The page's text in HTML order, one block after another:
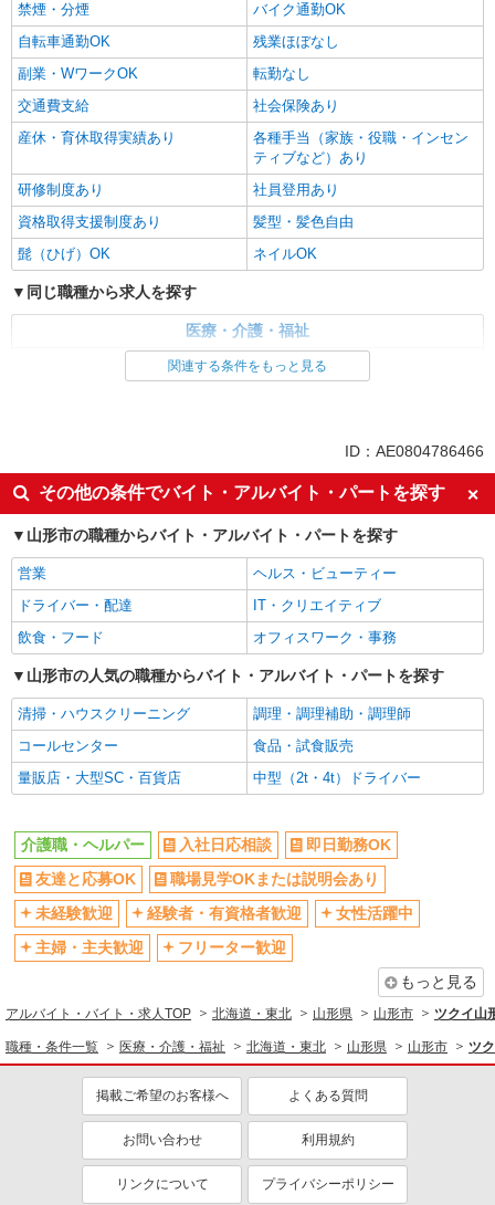
禁煙・分煙
バイク通勤OK
自転車通勤OK
残業ほぼなし
副業・WワークOK
転勤なし
交通費支給
社会保険あり
産休・育休取得実績あり
各種手当（家族・役職・インセン
ティブなど）あり
研修制度あり
社員登用あり
資格取得支援制度あり
髪型・髪色自由
髭（ひげ）OK
ネイルOK
同じ職種から求人を探す
医療・介護・福祉
副業・WワークOK
交通費支給
社会保険あり
産休・育休取得実績あり
社員登用あり
関連する条件をもっと見る
ID：AE0804786466
その他の条件でバイト・アルバイト・パートを探す
山形市の職種からバイト・アルバイト・パートを探す
営業
ヘルス・ビューティー
ドライバー・配達
IT・クリエイティブ
飲食・フード
オフィスワーク・事務
山形市の人気の職種からバイト・アルバイト・パートを探す
清掃・ハウスクリーニング
調理・調理補助・調理師
コールセンター
食品・試食販売
量販店・大型SC・百貨店
中型（2t・4t）ドライバー
介護職・ヘルパー 入社日応相談
即日勤務OK
友達と応募OK
職場見学OKまたは説明会あり
未経験歓迎
経験者・有資格者歓迎
女性活躍中
主婦・主夫歓迎
フリーター歓迎
もっと見る
アルバイト・バイト・求人TOP 北海道・東北 山形県 山形市 ツクイ山
職種・条件一覧 医療・介護・福祉 北海道・東北 山形県 山形市 ツ
掲載ご希望のお客様へ よくある質問
お問い合わせ 利用規約
リンクについて プライバシーポリシー